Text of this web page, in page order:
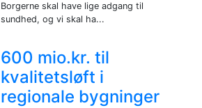
Borgerne skal have lige adgang til
sundhed, og vi skal ha...
600 mio.kr. til
kvalitetsløft i
regionale bygninger